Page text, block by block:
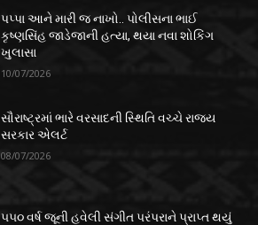
પપ્પા આને મારી જ નાખો.. પોલીસના ભાઈ
કૃષ્ણસિંહ જાડેજાની હત્યા, થયા નવા શોકિંગ
ખુલાસા
10/07/2026
સૌરાષ્ટ્રમાં ભારે વરસાદની સ્થિતિ વચ્ચે રાજ્ય
સરકાર એલર્ટ
08/07/2026
૫૫૦ વર્ષ જૂની હવેલી સંગીત પરંપરાને પ્રાપ્ત થયું